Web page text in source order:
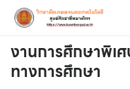
Skip
content
งานการศึกษาพิเ
ทางการศึกษา